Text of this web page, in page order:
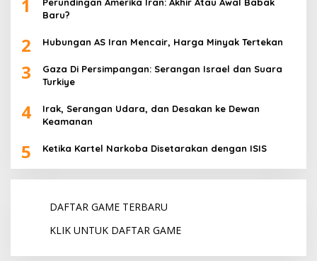
1
Perundingan Amerika Iran: Akhir Atau Awal Babak
Baru?
2 Hubungan AS Iran Mencair, Harga Minyak Tertekan
3
Gaza Di Persimpangan: Serangan Israel dan Suara
Turkiye
4
Irak, Serangan Udara, dan Desakan ke Dewan
Keamanan
5 Ketika Kartel Narkoba Disetarakan dengan ISIS
DAFTAR GAME TERBARU
KLIK UNTUK DAFTAR GAME